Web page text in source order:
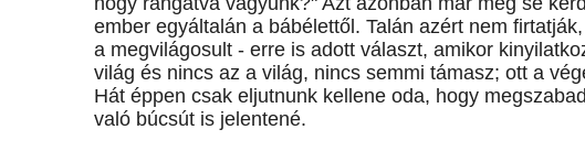
ember egyáltalán a bábélettől. Talán azért nem
a megvilágosult - erre is adott választ, amikor
világ és nincs az a világ, nincs semmi támasz; ott a
Hát éppen csak eljutnunk kellene oda, hogy
való búcsút is jelentené.